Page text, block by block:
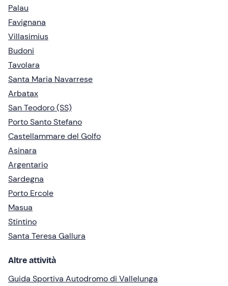
Palau
Favignana
Villasimius
Budoni
Tavolara
Santa Maria Navarrese
Arbatax
San Teodoro (SS)
Porto Santo Stefano
Castellammare del Golfo
Asinara
Argentario
Sardegna
Porto Ercole
Masua
Stintino
Santa Teresa Gallura
Altre attività
Guida Sportiva Autodromo di Vallelunga